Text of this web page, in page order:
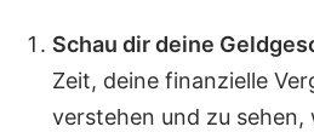
Schau dir deine
Zeit, deine finanzielle
verstehen und zu sehen,